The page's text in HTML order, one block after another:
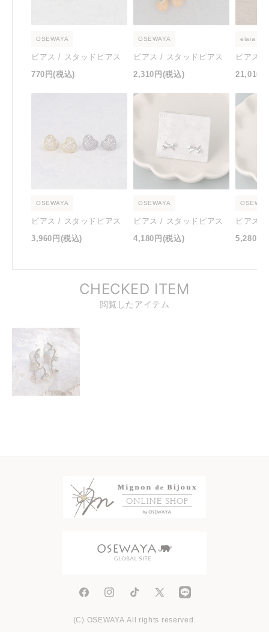
OSEWAYA
ピアス / スタッドピアス
770円(税込)
OSEWAYA
ピアス / スタッドピアス
2,310円 (税込)
elaia
ピアス /
21,010円
OSEWAYA
ピアス / スタッドピアス
3,960円 (税込)
OSEWAYA
ピアス / スタッドピアス
4,180円 (税込)
ピアス /
5,280円
CHECKED ITEM
閲覧したアイテム
FacebookInstagramTikTok
X
(C) OSEWAYA.All rights reserved.